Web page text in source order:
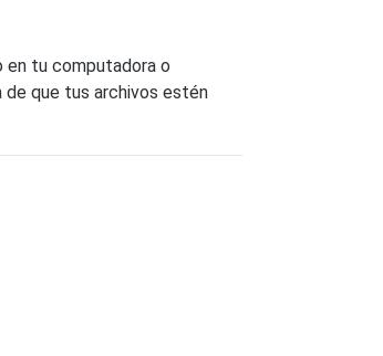
tu computadora o
de que tus archivos estén